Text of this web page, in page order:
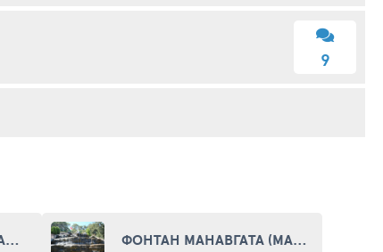
9
ГЛАВНАЯ МЕЧЕТЬ МАНАВГАТА (THE MAIN MOSQUE OF MANAVGAT) ФОНТАН МАНАВГАТА (MANAVGAT FOUNTAIN)